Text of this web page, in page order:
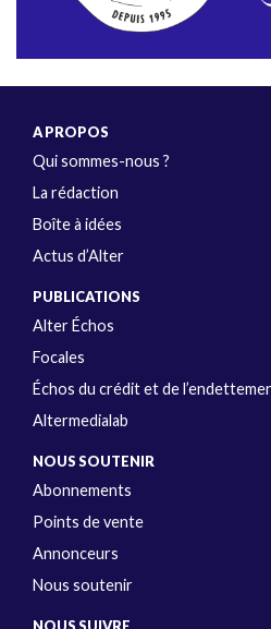
A PROPOS
Qui sommes-nous ?
La rédaction
Boîte à idées
Actus d’Alter
PUBLICATIONS
Alter Échos
Focales
Échos du crédit et de
Altermedialab
NOUS SOUTENIR
Abonnements
Points de vente
Annonceurs
Nous soutenir
NOUS SUIVRE